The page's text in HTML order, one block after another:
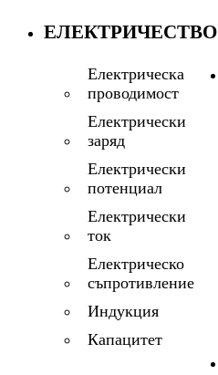
ЕЛЕКТРИЧЕСТВО
Електрическа
проводимост
Електрически
заряд
Електрически
потенциал
Електрически
ток
Електрическо
съпротивление
Индукция
Капацитет